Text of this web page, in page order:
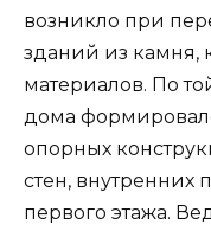
возникло при
зданий из камня,
материалов. По
дома
опорных
стен, внутренних
первого этажа.